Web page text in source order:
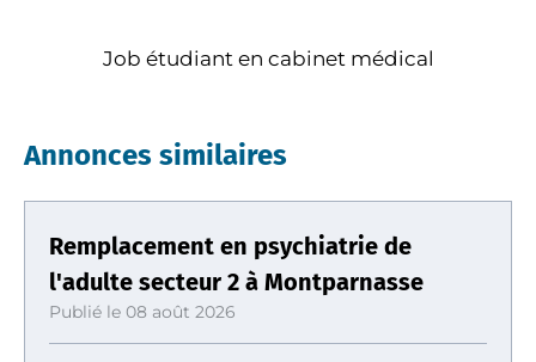
Job étudiant en cabinet médical
Annonces similaires
Remplacement en psychiatrie de
l'adulte secteur 2 à Montparnasse
Publié le 08 août 2026